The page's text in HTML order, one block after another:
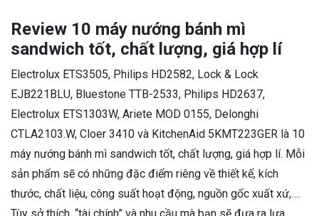
Review 10 máy nướng bánh mì
sandwich tốt, chất lượng, giá hợp lí
Electrolux ETS3505, Philips HD2582, Lock & Lock
EJB221BLU, Bluestone TTB-2533, Philips HD2637,
Electrolux ETS1303W, Ariete MOD 0155, Delonghi
CTLA2103.W, Cloer 3410 và KitchenAid 5KMT223GER là 10
máy nướng bánh mì sandwich tốt, chất lượng, giá hợp lí. Mỗi
sản phẩm sẽ có những đặc điểm riêng về thiết kế, kích
thước, chất liệu, công suất hoạt động, nguồn gốc xuất xứ,….
Tùy sở thích, “tài chính” và nhu cầu mà bạn sẽ đưa ra lựa